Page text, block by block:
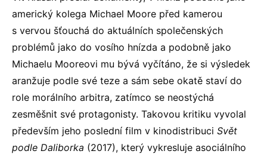
americký kolega Michael Moore před kamerou
s vervou šťouchá do aktuálních společenských
problémů jako do vosího hnízda a podobně jako
Michaelu Mooreovi mu bývá vyčítáno, že si výsledek
aranžuje podle své teze a sám sebe okatě staví do
role morálního arbitra, zatímco se neostýchá
zesměšnit své protagonisty. Takovou kritiku vyvolal
především jeho poslední film v kinodistribuci Svět
podle Daliborka (2017), který vykresluje asociálního